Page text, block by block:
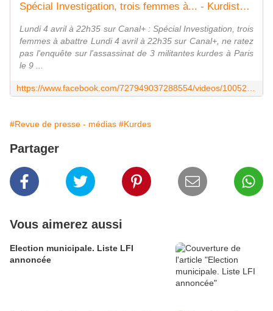
Spécial Investigation, trois femmes à... - Kurdistanews², l'actualité du Kurdistan | Facebook
Lundi 4 avril à 22h35 sur Canal+ : Spécial Investigation, trois
femmes à abattre Lundi 4 avril à 22h35 sur Canal+, ne ratez
pas l'enquête sur l'assassinat de 3 militantes kurdes à Paris
le 9 ...
#Revue de presse - médias #Kurdes
Partager
Vous aimerez aussi
Election municipale. Liste LFI
annoncée